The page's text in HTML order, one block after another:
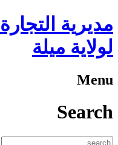
مديرية
لولاية ميلة
Menu
Search